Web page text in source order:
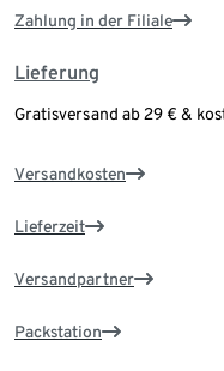
Zahlung in der Filiale
Lieferung
Gratisversand ab 29 € &
Versandkosten
Lieferzeit
Versandpartner
Packstation